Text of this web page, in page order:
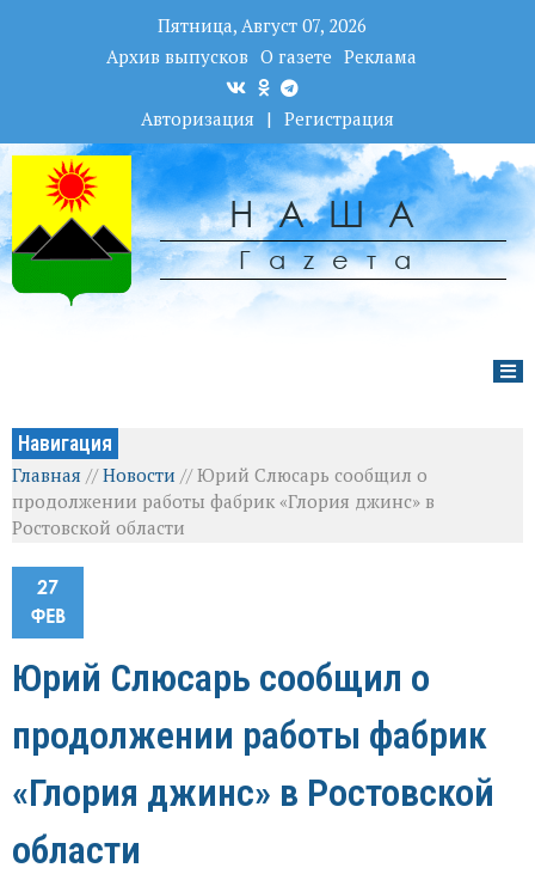
Пятница, Август 07, 2026
Архив выпусков О газете Реклама
Авторизация | Регистрация
НАША
Гаzета
Навигация
Главная //Новости //Юрий Слюсарь сообщил о
продолжении работы фабрик «Глория джинс» в
Ростовской области
27
ФЕВ
Юрий Слюсарь сообщил о
продолжении работы фабрик
«Глория джинс» в Ростовской
области